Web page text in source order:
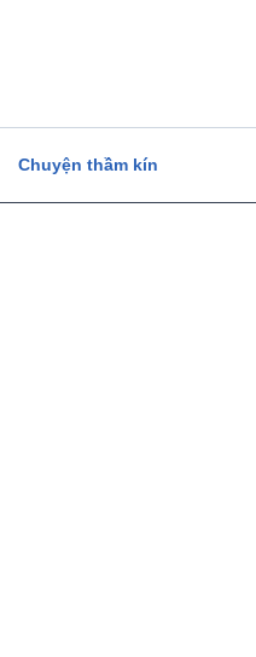
Chuyện thầm kín